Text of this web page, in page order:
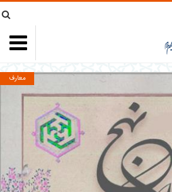
معارف